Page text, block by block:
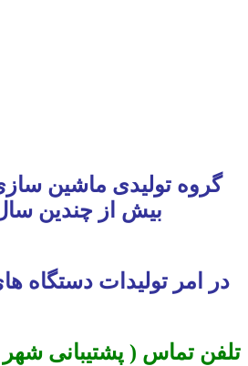
گروه تولیدی ماشین
بیش از چندین
در امر تولیدات دستگاه
تلفن تماس ( پشتیبانی شهر